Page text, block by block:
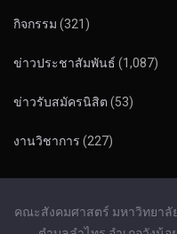
กิจกรรม (321)
ข่าวประชาสัมพันธ์ (1,087)
ข่าวรับสมัครนิสิต (53)
งานวิชาการ (227)
คณะสังคมศาสตร์ มหาวิทยา